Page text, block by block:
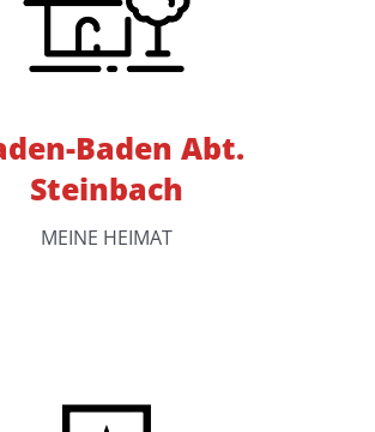
Baden Abt.
Steinbach
MEINE HEIMAT